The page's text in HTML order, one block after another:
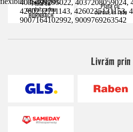
4035499295022, 4037208059024,
4260232711143, 4260235131153,
9007164102992, 9009769263542
Livrăm prin